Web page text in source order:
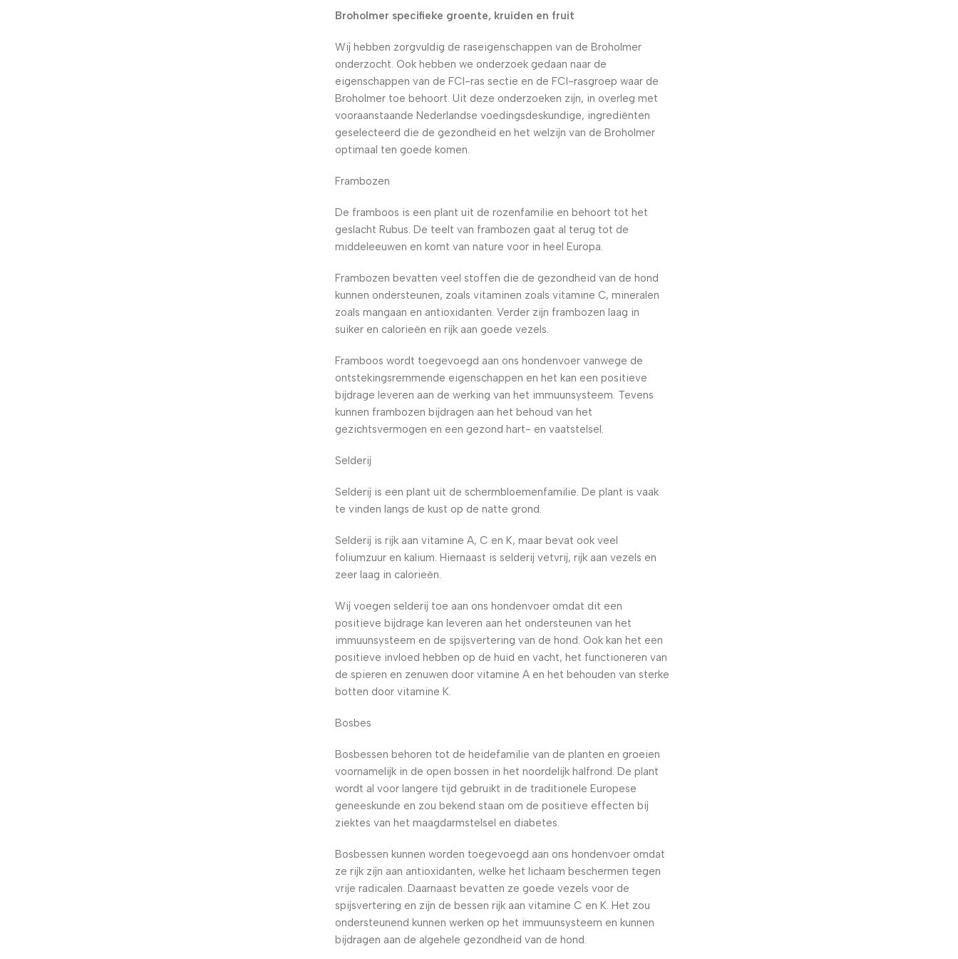
Broholmer specifieke groente, kruiden en fruit
Wij hebben zorgvuldig de raseigenschappen van de Broholmer
onderzocht. Ook hebben we onderzoek gedaan naar de
eigenschappen van de FCI-ras sectie en de FCI-rasgroep waar de
Broholmer toe behoort. Uit deze onderzoeken zijn, in overleg met
vooraanstaande Nederlandse voedingsdeskundige, ingrediënten
geselecteerd die de gezondheid en het welzijn van de Broholmer
optimaal ten goede komen.
Frambozen
De framboos is een plant uit de rozenfamilie en behoort tot het
geslacht Rubus. De teelt van frambozen gaat al terug tot de
middeleeuwen en komt van nature voor in heel Europa.
Frambozen bevatten veel stoffen die de gezondheid van de hond
kunnen ondersteunen, zoals vitaminen zoals vitamine C, mineralen
zoals mangaan en antioxidanten. Verder zijn frambozen laag in
suiker en calorieën en rijk aan goede vezels.
Framboos wordt toegevoegd aan ons hondenvoer vanwege de
ontstekingsremmende eigenschappen en het kan een positieve
bijdrage leveren aan de werking van het immuunsysteem. Tevens
kunnen frambozen bijdragen aan het behoud van het
gezichtsvermogen en een gezond hart- en vaatstelsel.
Selderij
Selderij is een plant uit de schermbloemenfamilie. De plant is vaak
te vinden langs de kust op de natte grond.
Selderij is rijk aan vitamine A, C en K, maar bevat ook veel
foliumzuur en kalium. Hiernaast is selderij vetvrij, rijk aan vezels en
zeer laag in calorieën.
Wij voegen selderij toe aan ons hondenvoer omdat dit een
positieve bijdrage kan leveren aan het ondersteunen van het
immuunsysteem en de spijsvertering van de hond. Ook kan het een
positieve invloed hebben op de huid en vacht, het functioneren van
de spieren en zenuwen door vitamine A en het behouden van sterke
botten door vitamine K.
Bosbes
Bosbessen behoren tot de heidefamilie van de planten en groeien
voornamelijk in de open bossen in het noordelijk halfrond. De plant
wordt al voor langere tijd gebruikt in de traditionele Europese
geneeskunde en zou bekend staan om de positieve effecten bij
ziektes van het maagdarmstelsel en diabetes.
Bosbessen kunnen worden toegevoegd aan ons hondenvoer omdat
ze rijk zijn aan antioxidanten, welke het lichaam beschermen tegen
vrije radicalen. Daarnaast bevatten ze goede vezels voor de
spijsvertering en zijn de bessen rijk aan vitamine C en K. Het zou
ondersteunend kunnen werken op het immuunsysteem en kunnen
bijdragen aan de algehele gezondheid van de hond.